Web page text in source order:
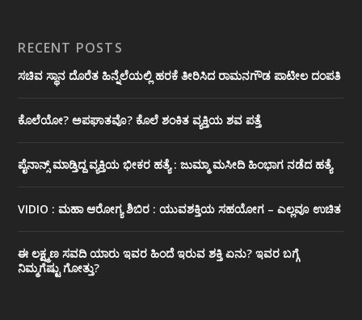
RECENT POSTS
ಸಚಿವ ಸ್ಥಾನ ದೊರೆತ ಹಿನ್ನೆಲೆಯಲ್ಲಿ ಹರಕೆ ತೀರಿಸಿದ ರಾಮನಗೌಡ ಪಾಟೀಲ ದಂಪತಿ
ಕೊಲೆಯೋ? ಅಪಘಾತವೊ? ಕೊಲೆ ಶಂಕಿತ ವ್ಯಕ್ತಿಯ ಶವ ಪತ್ತೆ
ಪೈನಾನ್ಸ್ ಮಾಡ್ತಿದ್ದ ವ್ಯಕ್ತಿಯ ಭೀಕರ‌ ಹತ್ಯೆ : ಜುಮ್ಮಾ ಮಸೀದಿ ಹಿಂಭಾಗ ನಡೆದ ಹತ್ಯೆ
VIDIO : ಮಹಾ ಆರೋಗ್ಯ ಶಿಬಿರ : ಯುವಶಕ್ತಿಯ ಸಹಯೋಗ – ಎಲ್ಲವೂ ಉಚಿತ
ಈ ಲಕ್ಷ್ಮಣ ಸವದಿ ಯಾರು ಇವರ ಹಿಂದೆ ಇರುವ ಶಕ್ತಿ ಏನು? ಇವರ ಬಗ್ಗೆ
ನಿಮ್ಮಗೆಷ್ಟು ಗೋತ್ತು?